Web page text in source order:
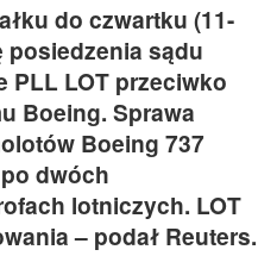
do czwartku (11-
posiedzenia sądu
PLL LOT przeciwko
Boeing. Sprawa
Boeing 737
dwóch
lotniczych. LOT
– podał Reuters.